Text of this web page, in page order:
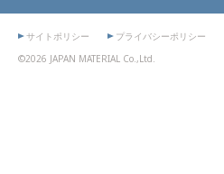
©2026 JAPAN MATERIAL Co.,Ltd.
サイトポリシー プライバシーポリシー